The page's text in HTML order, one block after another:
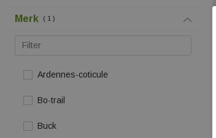
Merk 1
Ardennes-coticule
Bo-trail
Buck